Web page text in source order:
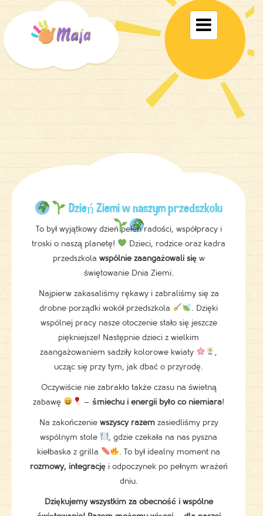
Toggle

Dzień Ziemi w naszym przedszkolu
To był wyjątkowy dzień pełen radości, współpracy i
troski o naszą planetę!
Dzieci, rodzice oraz kadra
przedszkola wspólnie zaangażowali sięw
świętowanie Dnia Ziemi.
Najpierw zakasaliśmy rękawy i zabraliśmy się za
drobne porządki wokół przedszkola
. Dzięki
wspólnej pracy nasze otoczenie stało się jeszcze
piękniejsze! Następnie dzieci z wielkim
zaangażowaniem sadziły kolorowe kwiaty
,
ucząc się przy tym, jak dbać o przyrodę.
Oczywiście nie zabrakło także czasu na świetną
zabawę
–śmiechu i energii było co niemiara!
Na zakończenie wszyscy razem zasiedliśmy przy
wspólnym stole
, gdzie czekała na nas pyszna
kiełbaska z grilla
. To był idealny moment na
rozmowy, integracjęi odpoczynek po pełnym wrażeń
dniu.
Dziękujemy wszystkim za obecność i wspólne